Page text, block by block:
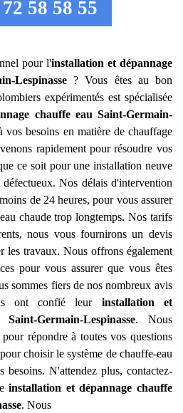
58 58 55
pour l'installation et dépannage
Lespinasse ? Vous êtes au bon
expérimentés est spécialisée
chauffe eau Saint-Germain-
vos besoins en matière de chauffage
rapidement pour résoudre vos
ce soit pour une installation neuve
Nos délais d'intervention
de 24 heures, pour vous assurer
chaude trop longtemps. Nos tarifs
nous vous fournirons un devis
les travaux. Nous offrons également
pour vous assurer que vous êtes
sommes fiers de nos nombreux avis
ont confié leur installation et
Saint-Germain-Lespinasse. Nous
répondre à toutes vos questions
choisir le système de chauffe-eau
N'attendez plus, contactez-
installation et dépannage chauffe
. Nous